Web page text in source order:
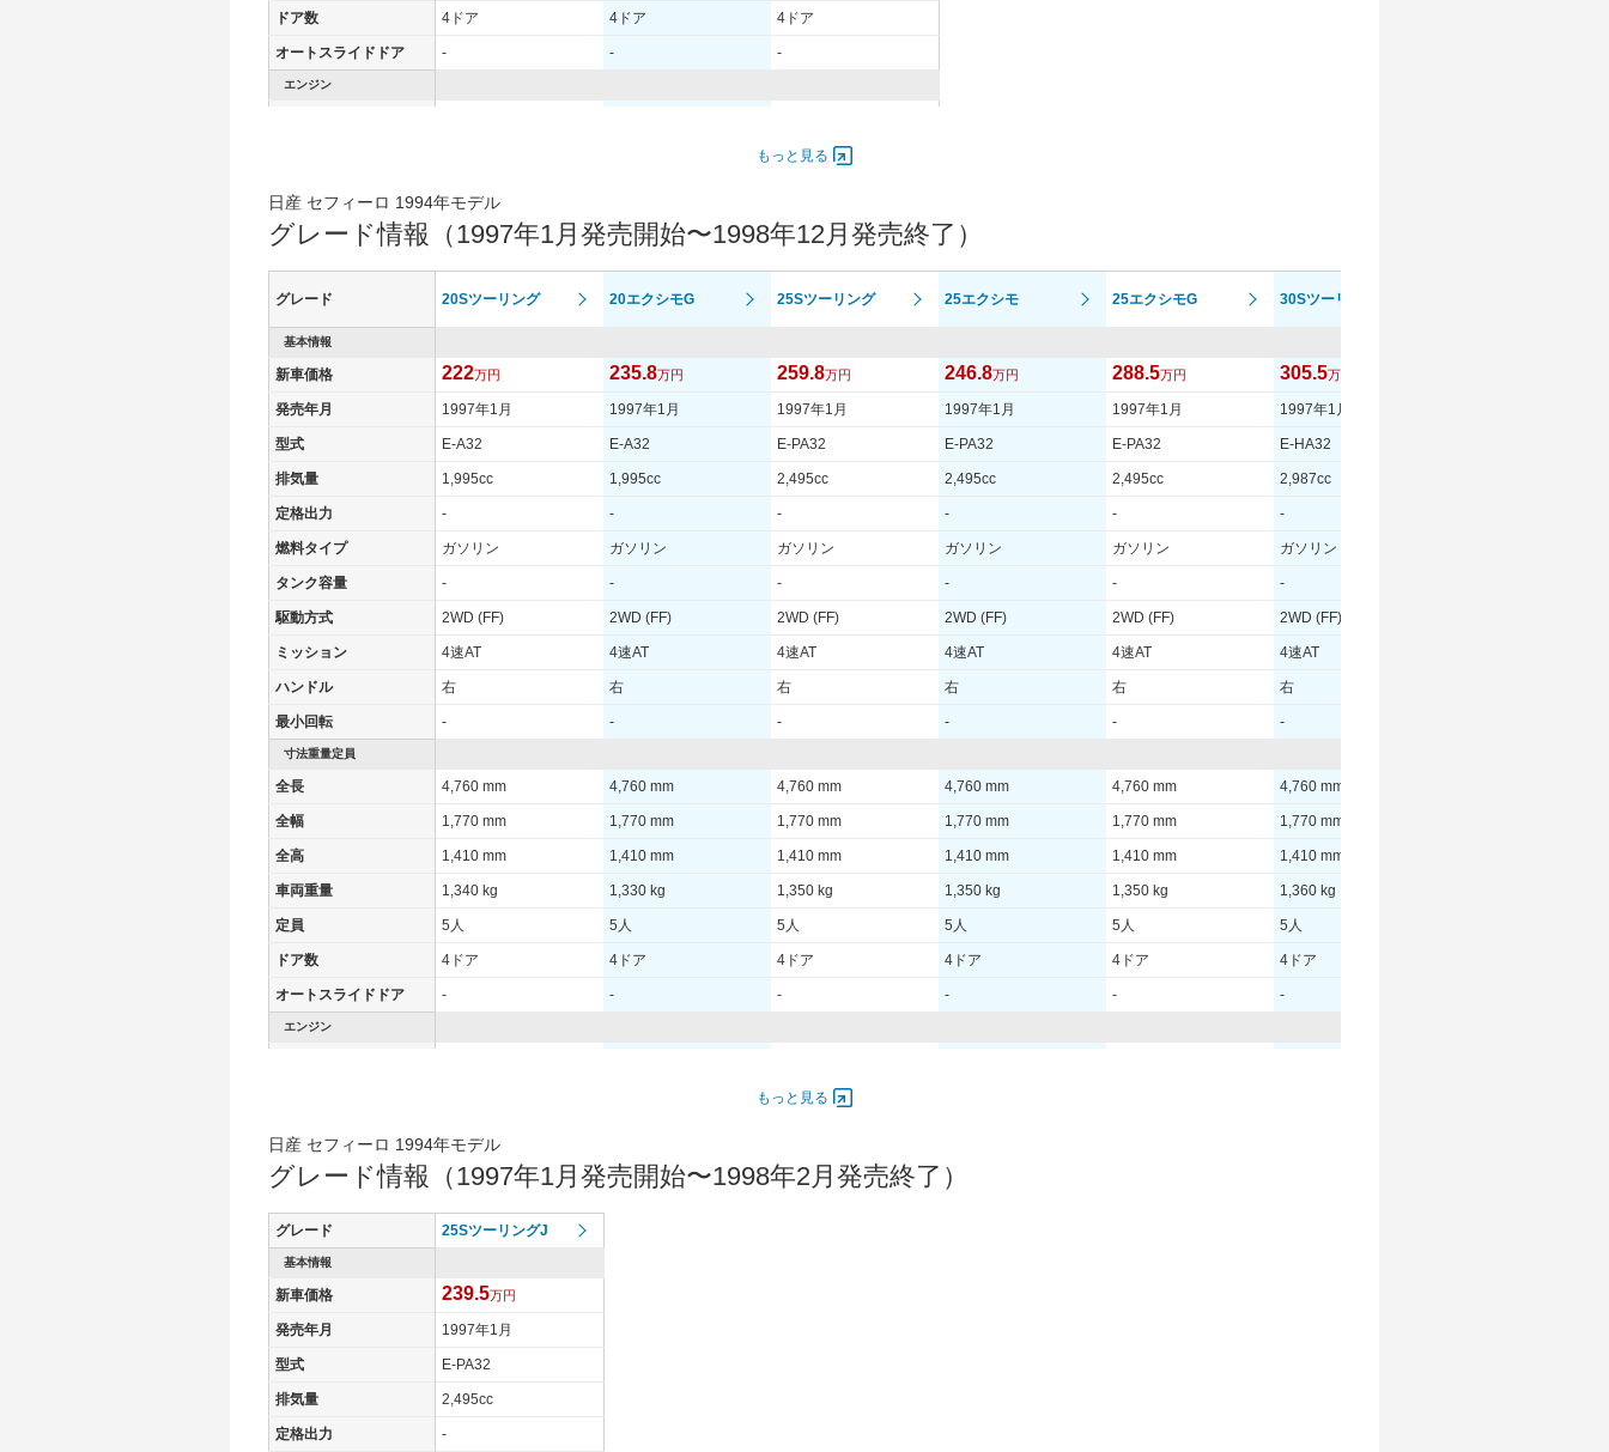
ドア数 4ドア 4ドア 4ドア
オートスライドドア - - -
エンジン
235.4 [24]/ 4,000
タイヤサイズ(前) 195/65R15 91S 195/65R15 91S 205/65R15 94S
WLTCモード
WLTCモード(市街地)
WLTCモード(郊外)
WLTCモード(高速道路)
JC08モード
1015モード
60km定地 - - 18km/L
もっと見る
日産 セフィーロ 1994年モデル
グレード情報（1997年1月発売開始〜1998年12月発売終了）
グレード 20Sツーリング 20エクシモG 25Sツーリング 25エクシモ 25エクシモG 30Sツーリング
基本情報
新車価格 222万円 235.8万円 259.8万円 246.8万円 288.5万円 305.5万円
発売年月 1997年1月 1997年1月 1997年1月 1997年1月 1997年1月 1997年1月
型式 E-A32 E-A32 E-PA32 E-PA32 E-PA32 E-HA32
排気量 1,995cc 1,995cc 2,495cc 2,495cc 2,495cc 2,987cc
定格出力 - - - - - -
燃料タイプ ガソリン ガソリン ガソリン ガソリン ガソリン ガソリン
タンク容量 - - - - - -
駆動方式 2WD (FF) 2WD (FF) 2WD (FF) 2WD (FF) 2WD (FF) 2WD (FF)
ミッション 4速AT 4速AT 4速AT 4速AT 4速AT 4速AT
ハンドル 右 右 右 右 右 右
最小回転 - - - - - -
寸法重量定員
全長 4,760 mm 4,760 mm 4,760 mm 4,760 mm 4,760 mm 4,760 mm
全幅 1,770 mm 1,770 mm 1,770 mm 1,770 mm 1,770 mm 1,770 mm
全高 1,410 mm 1,410 mm 1,410 mm 1,410 mm 1,410 mm 1,410 mm
車両重量 1,340 kg 1,330 kg 1,350 kg 1,350 kg 1,350 kg 1,360 kg
定員 5人 5人 5人 5人 5人 5人
ドア数 4ドア 4ドア 4ドア 4ドア 4ドア 4ドア
オートスライドドア - - - - - -
エンジン
- [-]/ -
タイヤサイズ(前) - -
タイヤサイズ(後) -
燃費
WLTCモード -
WLTCモード(市街地) -
WLTCモード(郊外) -
WLTCモード(高速道路) -
JC08モード -
もっと見る
日産 セフィーロ 1994年モデル
グレード情報（1997年1月発売開始〜1998年2月発売終了）
グレード 25SツーリングJ
基本情報
新車価格 239.5万円
発売年月 1997年1月
型式 E-PA32
排気量 2,495cc
定格出力 -